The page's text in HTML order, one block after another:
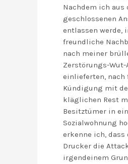
Nachdem ich aus
geschlossenen
entlassen werde,
freundliche
nach meiner
Zerstörungs-Wut-
einlieferten,
Kündigung mit
kläglichen Rest
Besitztümer in
Sozialwohnung
erkenne ich, dass
Drucker die
irgendeinem